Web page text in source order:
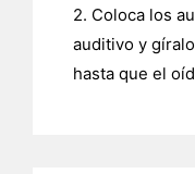
2. Coloca los
auditivo y
hasta que el